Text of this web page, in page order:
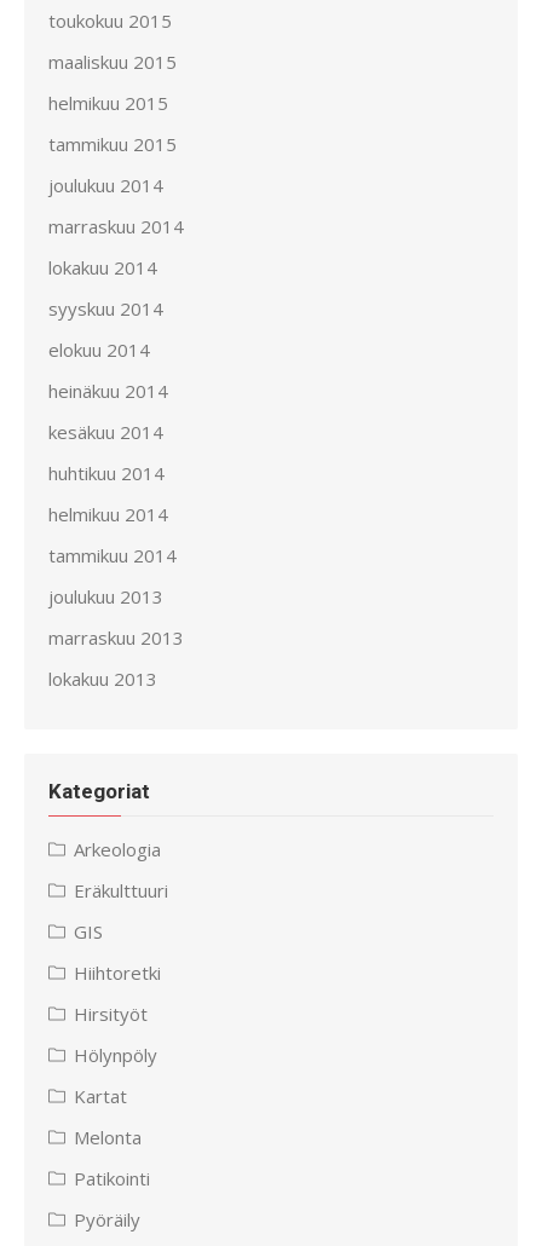
toukokuu 2015
maaliskuu 2015
helmikuu 2015
tammikuu 2015
joulukuu 2014
marraskuu 2014
lokakuu 2014
syyskuu 2014
elokuu 2014
heinäkuu 2014
kesäkuu 2014
huhtikuu 2014
helmikuu 2014
tammikuu 2014
joulukuu 2013
marraskuu 2013
lokakuu 2013
Kategoriat
Arkeologia
Eräkulttuuri
GIS
Hiihtoretki
Hirsityöt
Hölynpöly
Kartat
Melonta
Patikointi
Pyöräily